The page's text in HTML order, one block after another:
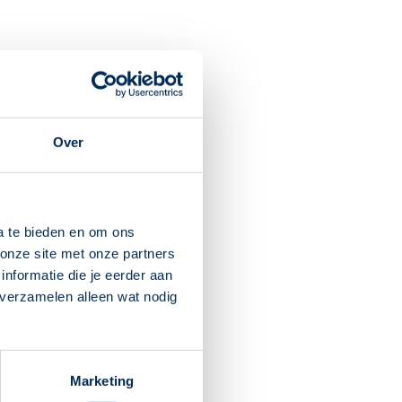
Over
te bieden en om ons
site met onze partners
die je eerder aan
alleen wat nodig
Marketing
werking op de
werking op de huid.
insectenbeten en
een paar dagen. Het
dag aanbrengen.